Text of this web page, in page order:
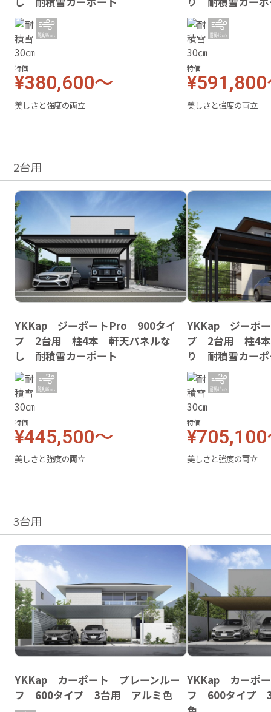
特価
¥380,600～
美しさと強度の両立
特価
美しさと強度の両立
2台用
YKKap ジーポートPro 900タイ
プ 2台用 柱4本 軒天パネルな
し 耐積雪カーポート
特価
¥445,500～
美しさと強度の両立
YKKap ジーポ
プ 2台用 柱4
り 耐積雪カー
特価
美しさと強度の両立
3台用
YKKap カーポート プレーンルー
フ 600タイプ 3台用 アルミ色
YKKap カーポ
フ 600タイプ